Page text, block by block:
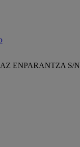
ENPARANTZA S/N